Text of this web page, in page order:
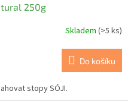
250g
Skladem (>5 ks)
Do košíku
stopy SÓJI.